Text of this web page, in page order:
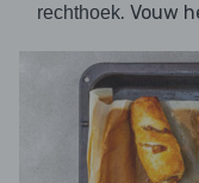
rechthoek. Vouw